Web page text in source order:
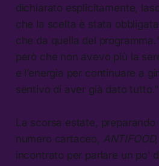
dichiarato esplicitamente,
che la scelta è stata
che da quella del
però che non avevo più la
e l’energia per continuare a
sentivo di aver già dato tutto.”
La scorsa estate, preparando
numero cartaceo, ANTIFOOD,
incontrato per parlare un po’